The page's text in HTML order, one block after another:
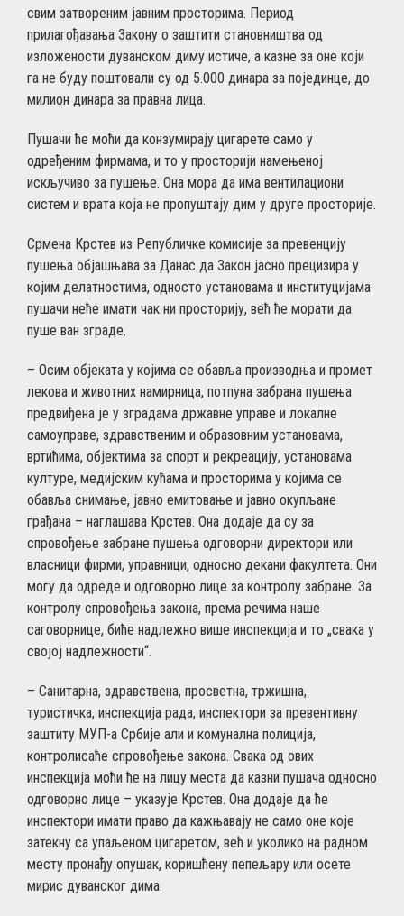
свим затвореним јавним просторима. Период
прилагођавања Закону о заштити становништва од
изложености дуванском диму истиче, а казне за оне који
га не буду поштовали су од 5.000 динара за појединце, до
милион динара за правна лица.
Пушачи ће моћи да конзумирају цигарете само у
одређеним фирмама, и то у просторији намењеној
искључиво за пушење. Она мора да има вентилациони
систем и врата која не пропуштају дим у друге просторије.
Срмена Крстев из Републичке комисије за превенцију
пушења објашњава за Данас да Закон јасно прецизира у
којим делатностима, односто установама и институцијама
пушачи неће имати чак ни просторију, већ ће морати да
пуше ван зграде.
– Осим објеката у којима се обавља производња и промет
лекова и животних намирница, потпуна забрана пушења
предвиђена је у зградама државне управе и локалне
самоуправе, здравственим и образовним установама,
вртићима, објектима за спорт и рекреацију, установама
културе, медијским кућама и просторима у којима се
обавља снимање, јавно емитовање и јавно окупљане
грађана – наглашава Крстев. Она додаје да су за
спровођење забране пушења одговорни директори или
власници фирми, управници, односно декани факултета. Они
могу да одреде и одговорно лице за контролу забране. За
контролу спровођења закона, према речима наше
саговорнице, биће надлежно више инспекција и то „свака у
својој надлежности“.
– Санитарна, здравствена, просветна, тржишна,
туристичка, инспекција рада, инспектори за превентивну
заштиту МУП-а Србије али и комунална полиција,
контролисаће спровођење закона. Свака од ових
инспекција моћи ће на лицу места да казни пушача односно
одговорно лице – указује Крстев. Она додаје да ће
инспектори имати право да кажњавају не само оне које
затекну са упаљеном цигаретом, већ и уколико на радном
месту пронађу опушак, коришћену пепељару или осете
мирис дуванског дима.